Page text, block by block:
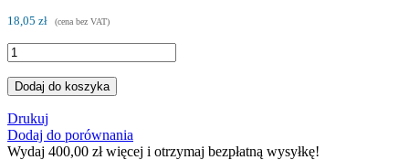
18,05 zł (cena bez VAT)
Dodaj do koszyka
Drukuj
Dodaj do porównania
Wydaj 400,00 złwięcej i otrzymaj bezpłatną wysyłkę!